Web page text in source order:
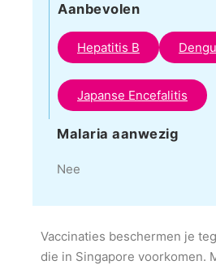
Aanbevolen
Hepatitis B
Japanse Encefalitis
Malaria aanwezig
Nee
Vaccinaties beschermen je
die in Singapore voorkomen.